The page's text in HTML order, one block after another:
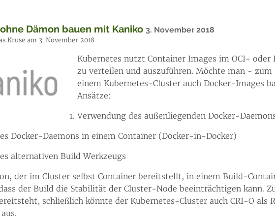
Dämon bauen mit Kaniko 3. November 2018
Kruse am 3. November 2018
Kubernetes nutzt Container Images im OCI-
zu verteilen und auszuführen. Möchte man -
einem Kubernetes-Cluster auch Docker-Images
Ansätze:
Verwendung des außenliegenden Docker-
Docker-Daemons in einem Container (Docker-in-Docker)
alternativen Build Werkzeugs
der im Cluster selbst Container bereitstellt, in einem Build-
der Build die Stabilität der Cluster-Node beeinträchtigen kann.
schließlich könnte der Kubernetes-Cluster auch CRI-O als